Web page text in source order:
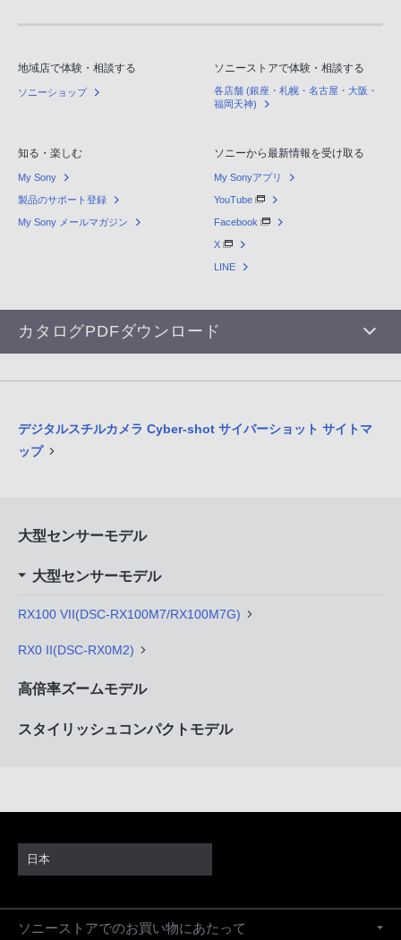
地域店で体験・相談する
ソニーショップ
ソニーストアで体験・相談する
各店舗 (銀座・札幌・名古屋・大阪・
福岡天神)
知る・楽しむ
My Sony
製品のサポート登録
My Sony メールマガジン
ソニーから最新情報を受け取る
My Sonyアプリ
YouTube
Facebook
X
LINE
カタログPDFダウンロード
デジタルスチルカメラ Cyber-shot サイバーショット サイトマ
ップ
大型センサーモデル
大型センサーモデル
RX100 VII(DSC-RX100M7/RX100M7G)
RX0 II(DSC-RX0M2)
高倍率ズームモデル
スタイリッシュコンパクトモデル
日本
ソニーストアでのお買い物にあたって